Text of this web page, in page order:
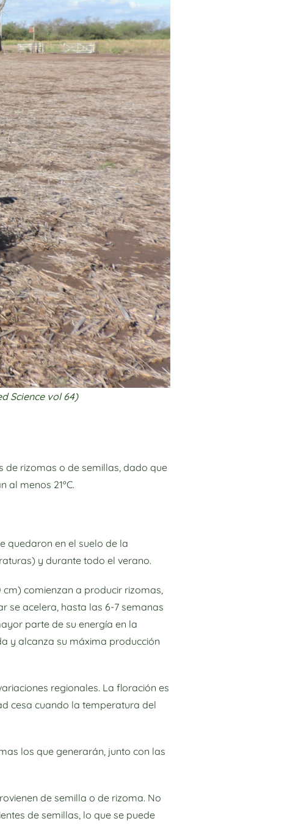
Science vol 64)
de rizomas o de semillas, dado que
al menos 21ºC.
quedaron en el suelo de la
y durante todo el verano.
comienzan a producir rizomas,
se acelera, hasta las 6-7 semanas
parte de su energía en la
y alcanza su máxima producción
regionales. La floración es
cesa cuando la temperatura del
los que generarán, junto con las
de semilla o de rizoma. No
de semillas, lo que se puede